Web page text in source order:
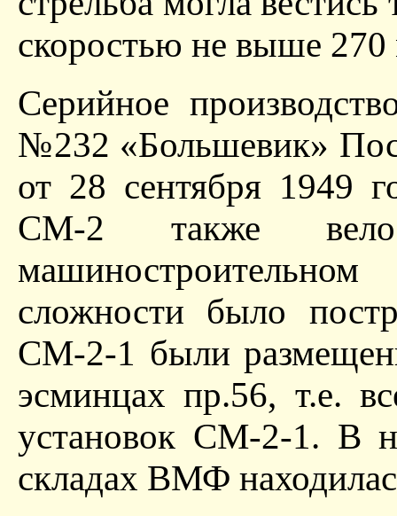
скоростью не выше 270
Серийное
№232 «Большевик»
от 28 сентября 1949
СМ-2 также
сложности было
СМ-2-1 были
эсминцах пр.56, т.е.
установок СМ-2-1. В
складах ВМФ